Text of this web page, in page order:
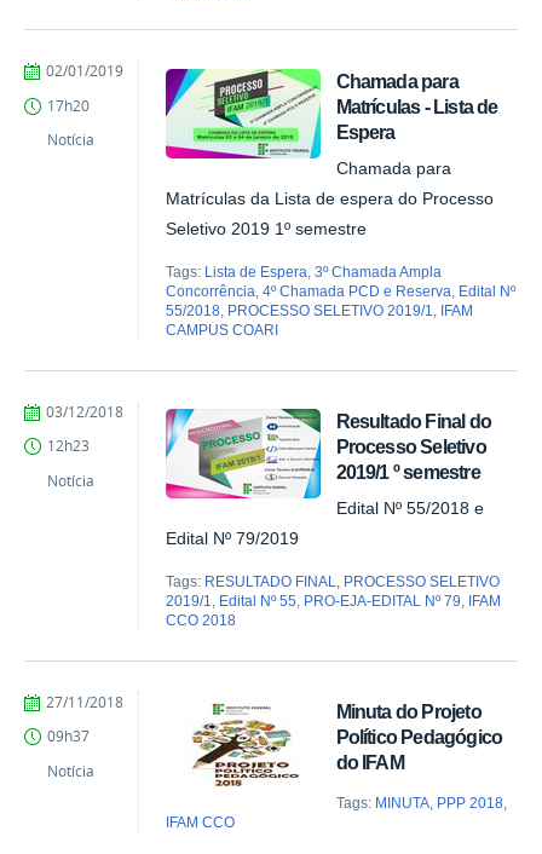
Chamada para
Matrículas - Lista de
Espera
Chamada para
Matrículas da Lista de espera do Processo
Seletivo 2019 1º semestre
Tags: Lista de Espera ,3º Chamada Ampla
Concorrência ,4º Chamada PCD e Reserva Edital Nº
55/2018 PROCESSO SELETIVO 2019/1
IFAM
CAMPUS COARI
por
COARI
publicado
02/01/2019
17h20
Notícia
Resultado Final do
Processo Seletivo
2019/1 º semestre
Edital Nº 55/2018 e
Edital Nº 79/2019
Tags: RESULTADO FINAL, PROCESSO SELETIVO
2019/1, Edital Nº 55, PRO-EJA-EDITAL Nº 79, IFAM
CCO 2018
por
COARI
publicado
03/12/2018
12h23
Notícia
Minuta do Projeto
Político Pedagógico
do IFAM
Tags: MINUTA, PPP 2018,
IFAM CCO
por
COARI
publicado
27/11/2018
09h37
Notícia